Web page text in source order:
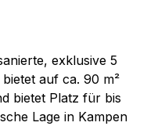
exklusive 5
auf ca. 90 m²
bietet Platz für bis
Lage in Kampen